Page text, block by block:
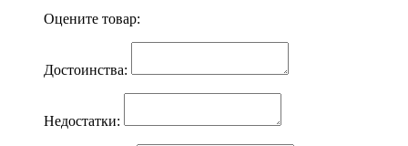
Оцените товар:
Достоинства:
Недостатки: